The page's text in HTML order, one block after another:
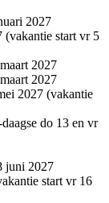
2027
(vakantie start vr 5
2027
2027
2027 (vakantie
do 13 en vr
juni 2027
start vr 16